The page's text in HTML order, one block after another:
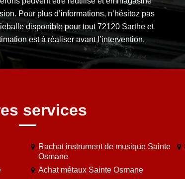
Pour plus d’informations, n’hésitez pas
disponible pour tout 72120 Sarthe et
est à réaliser avant l’intervention.
services
Rachat instrument de musique Sainte
Osmane
Achat métaux Sainte Osmane